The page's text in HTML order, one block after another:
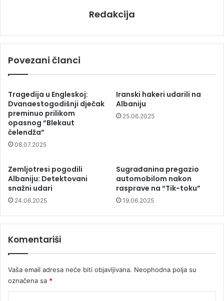
Redakcija
Povezani članci
Tragedija u Engleskoj:
Dvanaestogodišnji dječak
preminuo prilikom
opasnog “Blekaut
čelendža”
08.07.2025
Iranski hakeri udarili na
Albaniju
25.06.2025
Zemljotresi pogodili
Albaniju: Detektovani
snažni udari
24.06.2025
Sugrađanina pregazio
automobilom nakon
rasprave na “Tik-toku”
19.06.2025
Komentariši
Vaša email adresa neće biti objavljivana. Neophodna polja su
označena sa *